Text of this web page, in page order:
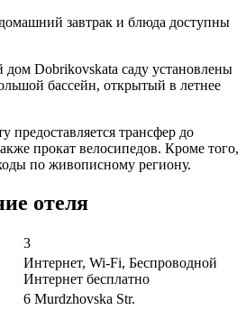
завтрак и блюда доступны
Dobrikovskata саду установлены
бассейн, открытый в летнее
предоставляется трансфер до
прокат велосипедов. Кроме того,
по живописному региону.
отеля
3
Интернет, Wi-Fi, Беспроводной
Интернет бесплатно
6 Murdzhovska Str.